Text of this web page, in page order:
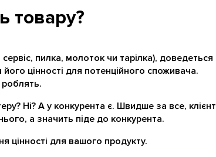
товару?
пилка, молоток чи тарілка), доведеться
цінності для потенційного споживача.
Ні? А у конкурента є. Швидше за все, клієнт
а значить піде до конкурента.
цінності для вашого продукту.